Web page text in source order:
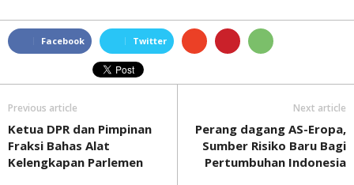
Facebook Twitter
Previous article
Ketua DPR dan Pimpinan
Fraksi Bahas Alat
Kelengkapan Parlemen
Next article
Perang dagang AS-Eropa,
Sumber Risiko Baru Bagi
Pertumbuhan Indonesia